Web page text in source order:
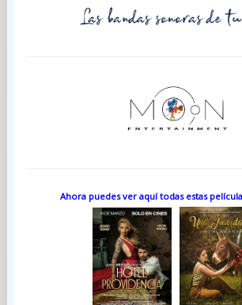
Ahora puedes ver aquí todas estas